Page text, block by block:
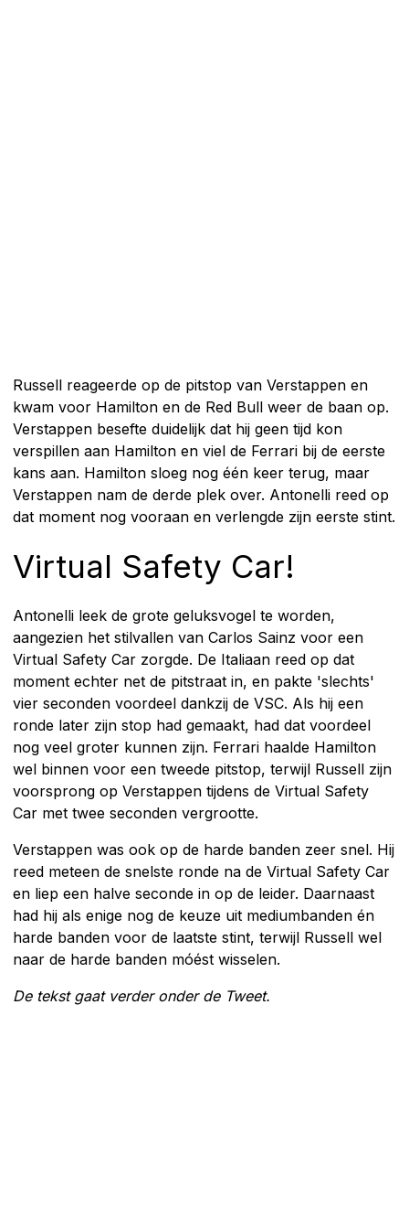
Russell reageerde op de pitstop van Verstappen en
kwam voor Hamilton en de Red Bull weer de baan op.
Verstappen besefte duidelijk dat hij geen tijd kon
verspillen aan Hamilton en viel de Ferrari bij de eerste
kans aan. Hamilton sloeg nog één keer terug, maar
Verstappen nam de derde plek over. Antonelli reed op
dat moment nog vooraan en verlengde zijn eerste stint.
Virtual Safety Car!
Antonelli leek de grote geluksvogel te worden,
aangezien het stilvallen van Carlos Sainz voor een
Virtual Safety Car zorgde. De Italiaan reed op dat
moment echter net de pitstraat in, en pakte 'slechts'
vier seconden voordeel dankzij de VSC. Als hij een
ronde later zijn stop had gemaakt, had dat voordeel
nog veel groter kunnen zijn. Ferrari haalde Hamilton
wel binnen voor een tweede pitstop, terwijl Russell zijn
voorsprong op Verstappen tijdens de Virtual Safety
Car met twee seconden vergrootte.
Verstappen was ook op de harde banden zeer snel. Hij
reed meteen de snelste ronde na de Virtual Safety Car
en liep een halve seconde in op de leider. Daarnaast
had hij als enige nog de keuze uit mediumbanden én
harde banden voor de laatste stint, terwijl Russell wel
naar de harde banden móést wisselen.
De tekst gaat verder onder de Tweet.